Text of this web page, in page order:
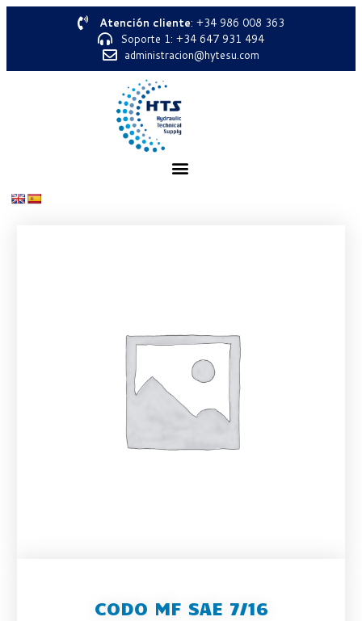
Atención cliente: +34 986 008 363
Soporte 1: +34 647 931 494
administracion@hytesu.com
CODO MF SAE 7/16